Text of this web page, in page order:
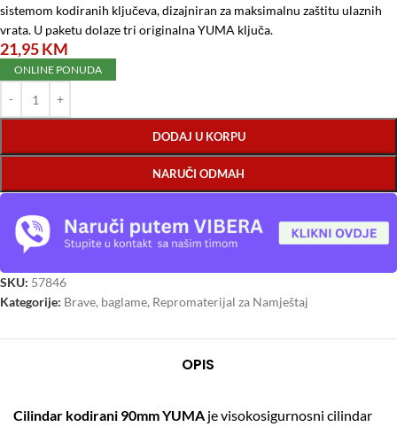
sistemom kodiranih ključeva, dizajniran za maksimalnu zaštitu ulaznih
vrata. U paketu dolaze tri originalna YUMA ključa.
21,95KM
ONLINE PONUDA
DODAJ U KORPU
NARUČI ODMAH
SKU: 57846
Kategorije: Brave, baglame, Repromaterijal za Namještaj
OPIS
Cilindar kodirani 90mm YUMA je visokosigurnosni cilindar